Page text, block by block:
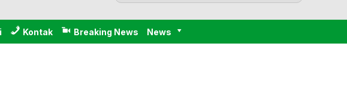
Kontak Breaking News News